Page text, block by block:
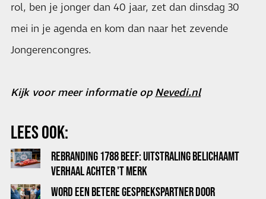
rol, ben je jonger dan 40 jaar, zet dan dinsdag 30
mei in je agenda en kom dan naar het zevende
Jongerencongres.
Kijk voor meer informatie opNevedi.nl
LEES OOK:
REBRANDING 1788 BEEF: UITSTRALING BELICHAAMT
VERHAAL ACHTER 'T MERK
WORD EEN BETERE GESPREKSPARTNER DOOR